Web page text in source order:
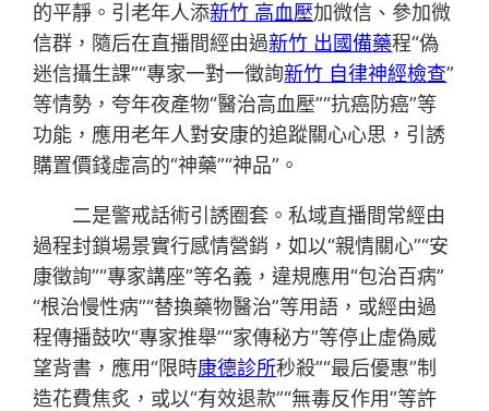
的平靜。引老年人添新竹 高血壓加微信、參加微
信群，隨后在直播間經由過新竹 出國備藥程“偽
迷信攝生課”“專家一對一徵詢新竹 自律神經檢查”
等情勢，夸年夜產物“醫治高血壓”“抗癌防癌”等
功能，應用老年人對安康的追蹤關心心思，引誘
購置價錢虛高的“神藥”“神品”。
二是警戒話術引誘圈套。私域直播間常經由
過程封鎖場景實行感情營銷，如以“親情關心”“安
康徵詢”“專家講座”等名義，違規應用“包治百病”
“根治慢性病”“替換藥物醫治”等用語，或經由過
程傳播鼓吹“專家推舉”“家傳秘方”等停止虛偽威
望背書，應用“限時康德診所秒殺”“最后優惠”制
造花費焦炙，或以“有效退款”“無毒反作用”等許